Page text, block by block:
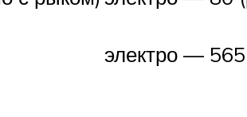
электро —